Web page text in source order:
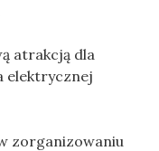
atrakcją dla
elektrycznej
zorganizowaniu